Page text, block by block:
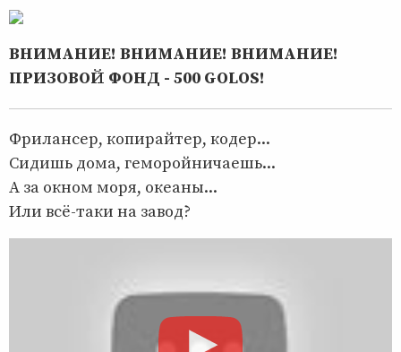
ВНИМАНИЕ! ВНИМАНИЕ! ВНИМАНИЕ!
ПРИЗОВОЙ ФОНД - 500 GOLOS!
Фрилансер, копирайтер, кодер...
Сидишь дома, геморойничаешь...
А за окном моря, океаны...
Или всё-таки на завод?